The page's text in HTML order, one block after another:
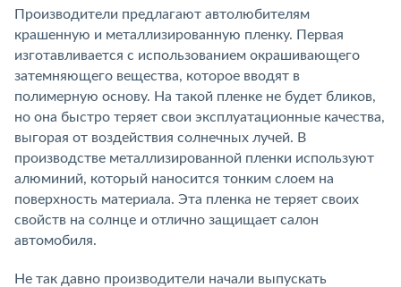
Производители предлагают автолюбителям
крашенную и металлизированную пленку. Первая
изготавливается с использованием окрашивающего
затемняющего вещества, которое вводят в
полимерную основу. На такой пленке не будет бликов,
но она быстро теряет свои эксплуатационные качества,
выгорая от воздействия солнечных лучей. В
производстве металлизированной пленки используют
алюминий, который наносится тонким слоем на
поверхность материала. Эта пленка не теряет своих
свойств на солнце и отлично защищает салон
автомобиля.
Не так давно производители начали выпускать